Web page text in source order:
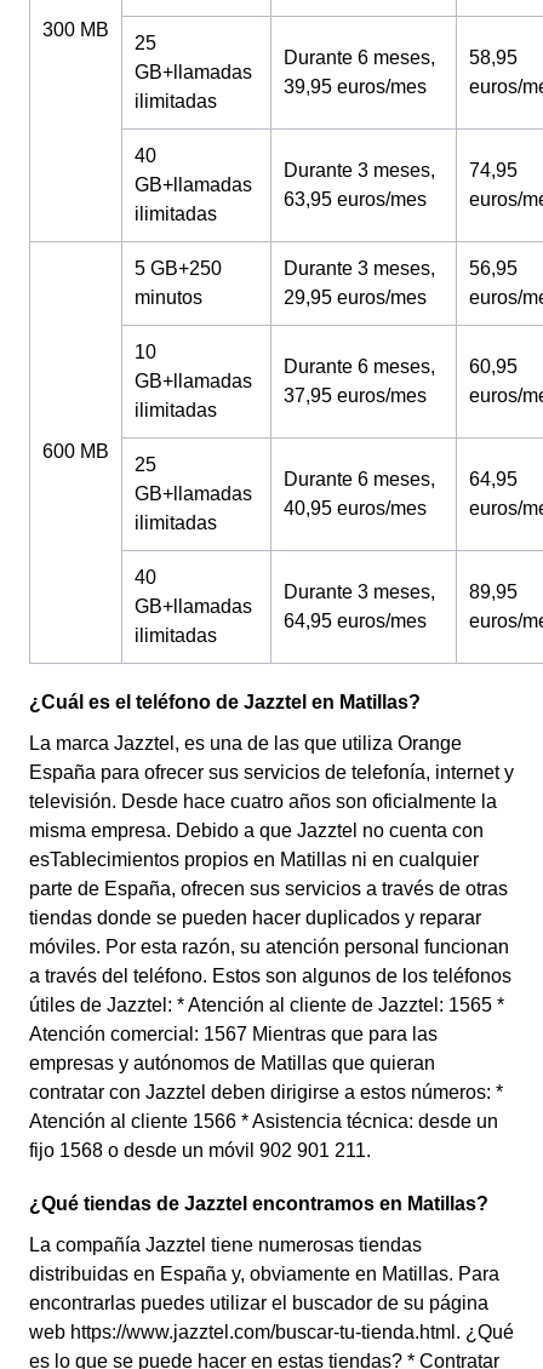
300 MB
25
GB+llamadas
ilimitadas
Durante 6 meses,
39,95 euros/mes
58,95
euros/
40
GB+llamadas
ilimitadas
Durante 3 meses,
63,95 euros/mes
74,95
euros/
600 MB
5 GB+250
minutos
Durante 3 meses,
29,95 euros/mes
56,95
euros/
10
GB+llamadas
ilimitadas
Durante 6 meses,
37,95 euros/mes
60,95
euros/
25
GB+llamadas
ilimitadas
Durante 6 meses,
40,95 euros/mes
64,95
euros/
40
GB+llamadas
ilimitadas
Durante 3 meses,
64,95 euros/mes
89,95
euros/
¿Cuál es el teléfono de Jazztel en Matillas?
La marca Jazztel, es una de las que utiliza Orange
España para ofrecer sus servicios de telefonía, internet y
televisión. Desde hace cuatro años son oficialmente la
misma empresa. Debido a que Jazztel no cuenta con
esTablecimientos propios en Matillas ni en cualquier
parte de España, ofrecen sus servicios a través de otras
tiendas donde se pueden hacer duplicados y reparar
móviles. Por esta razón, su atención personal funcionan
a través del teléfono. Estos son algunos de los teléfonos
útiles de Jazztel: * Atención al cliente de Jazztel: 1565 *
Atención comercial: 1567 Mientras que para las
empresas y autónomos de Matillas que quieran
contratar con Jazztel deben dirigirse a estos números: *
Atención al cliente 1566 * Asistencia técnica: desde un
fijo 1568 o desde un móvil 902 901 211.
¿Qué tiendas de Jazztel encontramos en Matillas?
La compañía Jazztel tiene numerosas tiendas
distribuidas en España y, obviamente en Matillas. Para
encontrarlas puedes utilizar el buscador de su página
web https://www.jazztel.com/buscar-tu-tienda.html. ¿Qué
es lo que se puede hacer en estas tiendas? * Contratar